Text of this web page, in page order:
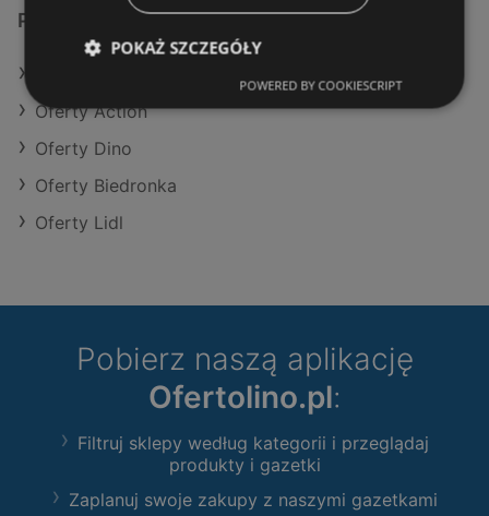
Podobne sklepy detaliczne
Oferty Action
Oferty Dino
Oferty Biedronka
Oferty Lidl
Pobierz naszą aplikację
Ofertolino.pl:
Filtruj sklepy według kategorii i przeglądaj
produkty i gazetki
Zaplanuj swoje zakupy z naszymi gazetkami
POKAŻ SZCZEGÓŁY
POWERED BY COOKIESCRIPT